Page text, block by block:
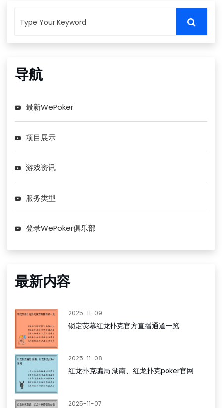
导航
最新WePoker
项目展示
游戏资讯
服务类型
登录WePoker俱乐部
最新内容
2025-11-09
锁定荧幕红龙扑克官方直播通道一览
2025-11-08
红龙扑克骗局 湖南、红龙扑克poker官网
2025-11-07